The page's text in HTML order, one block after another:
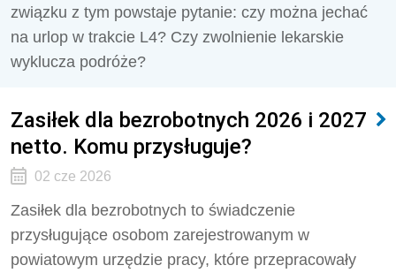
związku z tym powstaje pytanie: czy można jechać
na urlop w trakcie L4? Czy zwolnienie lekarskie
wyklucza podróże?
Zasiłek dla bezrobotnych 2026 i 2027
netto. Komu przysługuje?
02 cze 2026
Zasiłek dla bezrobotnych to świadczenie
przysługujące osobom zarejestrowanym w
powiatowym urzędzie pracy, które przepracowały